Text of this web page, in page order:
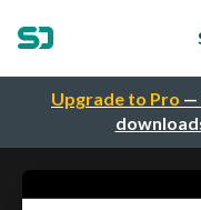
Upgrade to Pro —